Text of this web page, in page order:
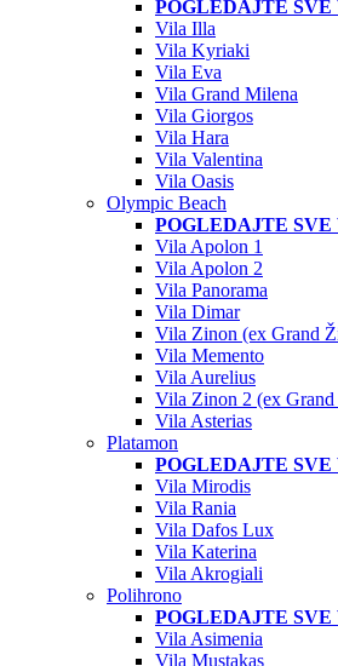
POGLEDAJTE
Vila Illa
Vila Kyriaki
Vila Eva
Vila Grand Milena
Vila Giorgos
Vila Hara
Vila Valentina
Vila Oasis
Olympic Beach
POGLEDAJTE
Vila Apolon 1
Vila Apolon 2
Vila Panorama
Vila Dimar
Vila Zinon (ex Grand
Vila Memento
Vila Aurelius
Vila Zinon 2 (ex
Vila Asterias
Platamon
POGLEDAJTE
Vila Mirodis
Vila Rania
Vila Dafos Lux
Vila Katerina
Vila Akrogiali
Polihrono
POGLEDAJTE
Vila Asimenia
Vila Mustakas